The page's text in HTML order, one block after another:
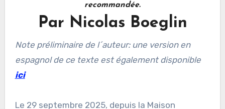
recommandée.
Par Nicolas Boeglin
Note préliminaire de l´auteur: une version en
espagnol de ce texte est également disponible
ici
Le 29 septembre 2025, depuis la Maison